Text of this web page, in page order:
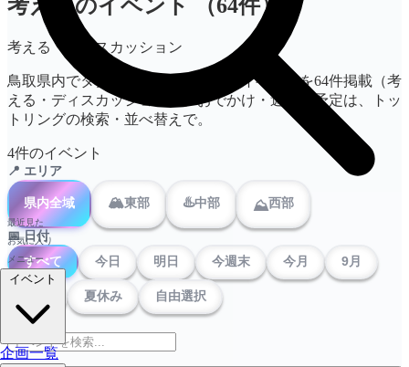
最近見た
お気に入り
メニュー
企画一覧
考えるのイベント （64件）
考える・ディスカッション
鳥取県内でタグ「考える」が付いたイベントを64件掲載（考
える・ディスカッション）。おでかけ・週末の予定は、トッ
トリングの検索・並べ替えで。
4件のイベント
📍 エリア
県内全域 🏔️東部 ♨️中部 ⛰️西部
📅 日付
すべて 今日 明日 今週末 今月 9月
夏休み 自由選択